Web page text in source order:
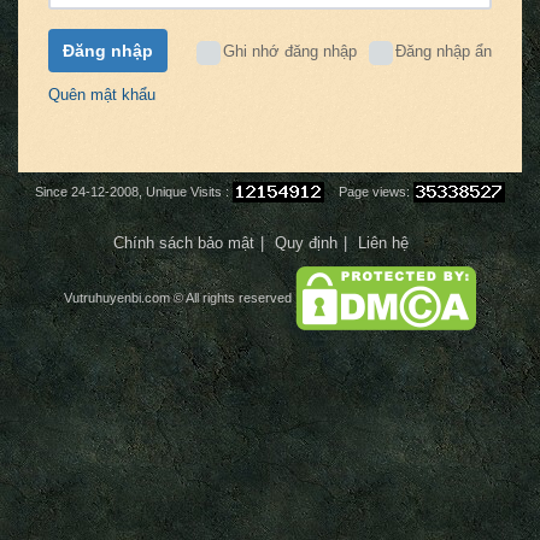
Ghi nhớ đăng nhập Đăng nhập ẩn
Đăng nhập
Quên mật khẩu
Since 24-12-2008, Unique Visits : Page views:
Chính sách bảo mật Quy định Liên hệ
Vutruhuyenbi.com© All rights reserved